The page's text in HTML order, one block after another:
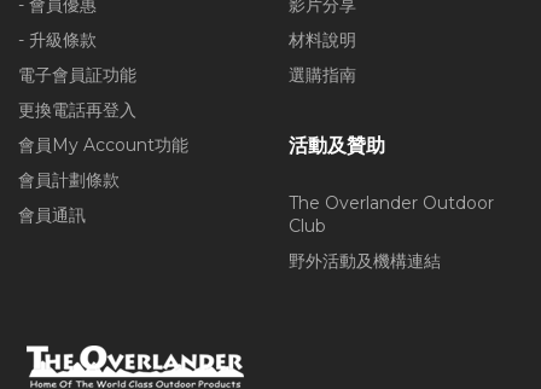
- 會員優惠
- 升級條款
電子會員証功能
更換電話再登入
會員My Account功能
會員計劃條款
會員通訊
影片分享
材料說明
選購指南
活動及贊助
The Overlander Outdoor
Club
野外活動及機構連結